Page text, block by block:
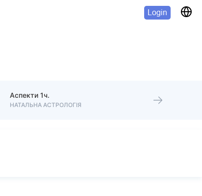
Login
Аспекти 1ч.
НАТАЛЬНА АСТРОЛОГІЯ